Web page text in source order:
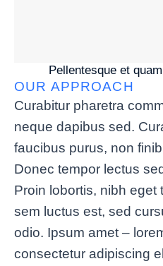
Pellentesque et
OUR APPROACH
Curabitur pharetra
neque dapibus sed.
faucibus purus, non
Donec tempor lectus
Proin lobortis, nibh eget
sem luctus est, sed
odio. Ipsum amet –
consectetur adipiscing